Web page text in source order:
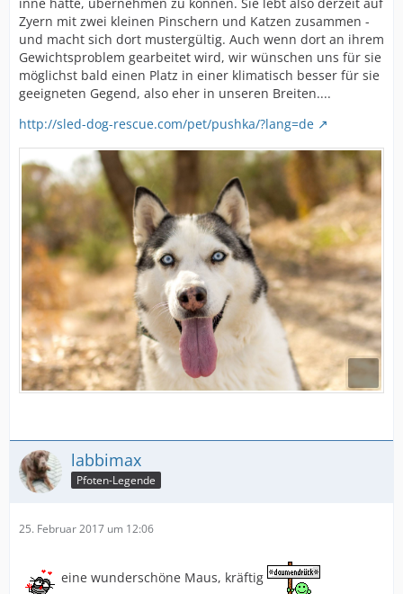
Zyern mit zwei kleinen Pinschern und Katzen zusammen -
und macht sich dort mustergültig. Auch wenn dort an ihrem
Gewichtsproblem gearbeitet wird, wir wünschen uns für sie
möglichst bald einen Platz in einer klimatisch besser für sie
geeigneten Gegend, also eher in unseren Breiten....
http://sled-dog-rescue.com/pet/pushka/?lang=de
labbimax
Pfoten-Legende
25. Februar 2017 um 12:06
eine wunderschöne Maus, kräftig